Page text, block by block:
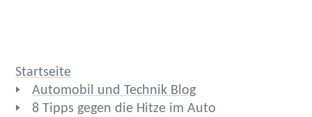
Startseite
Automobil und Technik Blog
8 Tipps gegen die Hitze im Auto